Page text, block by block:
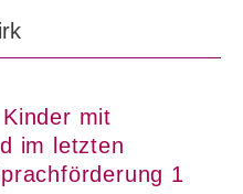
mit
im letzten
1